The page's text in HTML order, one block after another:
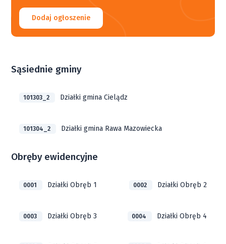
Dodaj ogłoszenie
Sąsiednie gminy
101303_2 Działki gmina Cielądz
101304_2 Działki gmina Rawa Mazowiecka
Obręby ewidencyjne
0001 Działki Obręb 1 0002 Działki Obręb 2
0003 Działki Obręb 3 0004 Działki Obręb 4